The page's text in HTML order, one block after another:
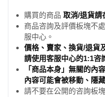
購買的商品 取消/退貨請
商品咨詢及評價板塊不
服中心。
價格、賣家、換貨/退貨
請使用客服中心的1:1咨
「商品本身」無關的內
內容可能會被移動、隱
請不要在公開的咨詢板